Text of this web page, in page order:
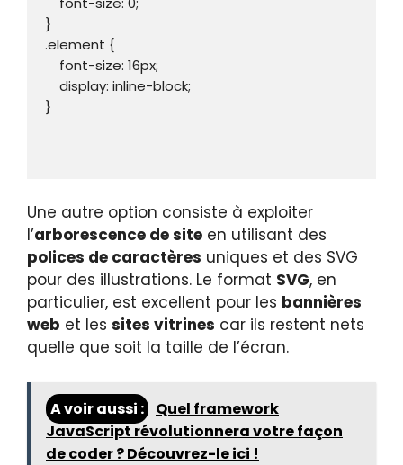
}
.element {
}
Une autre option consiste à exploiter
l’arborescence de site en utilisant des
polices de caractères uniques et des SVG
pour des illustrations. Le format SVG, en
particulier, est excellent pour les bannières
web et les sites vitrines car ils restent nets
quelle que soit la taille de l’écran.
A voir aussi :
Quel framework
JavaScript révolutionnera votre façon
de coder ? Découvrez-le ici !